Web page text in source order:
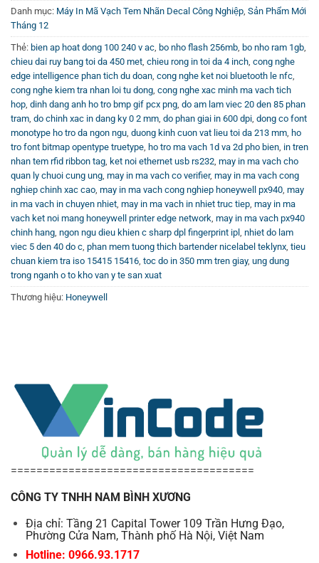
hỗ trợ kết nối Bluetooth® thuận tiện cho việc tùy biến và
vận hành linh hoạt.
Hiệu Suất Bền Bỉ, Tốc Độ In Nhanh
Được xây dựng trên cơ chế in bằng kim loại chắc chắn,
Honeywell PX940 hỗ trợ nhiều loại vật liệu in đa dạng, đạt
tốc độ lên đến 350 mm/s (14 ips). Khả năng thay thế đầu
in và con lăn không cần dụng cụ tăng tính linh hoạt và
giảm thời gian bảo trì, giúp máy vận hành ổn định trong
môi trường sản xuất liên tục.
Nếu bạn đang tìm kiếm mộtMáy In Mã Vạch Công Nghiệp
chất lượng cao, bền bỉ và tích hợp công nghệ kiểm tra tiên
tiến, Honeywell PX940 chắc chắn là lựa chọn hoàn hảo để
nâng cao hiệu quả quy trình sản xuất và kiểm soát chất
lượng trong doanh nghiệp của bạn.
Để xem thêm hướng dẫn sử dụng và các đánh giá chi tiết
Danh mục: Máy In Mã Vạch Tem Nhãn Decal Công Nghiệp Sản Phẩm Mới
Tháng 12
Thẻ: bien ap hoat dong 100 240 v ac bo nho flash 256mb bo nho ram 1gb
chieu dai ruy bang toi da 450 met chieu rong in toi da 4 inch cong nghe
edge intelligence phan tich du doan cong nghe ket noi bluetooth le nfc
cong nghe kiem tra nhan loi tu dong cong nghe xac minh ma vach tich
hop dinh dang anh ho tro bmp gif pcx png do am lam viec 20 den 85 phan
tram do chinh xac in dang ky 0 2 mm do phan giai in 600 dpi dong co font
monotype ho tro da ngon ngu duong kinh cuon vat lieu toi da 213 mm ho
tro font bitmap opentype truetype ho tro ma vach 1d va 2d pho bien in tren
nhan tem rfid ribbon tag ket noi ethernet usb rs232 may in ma vach cho
quan ly chuoi cung ung may in ma vach co verifier, may in ma vach cong
nghiep chinh xac cao may in ma vach cong nghiep honeywell px940 may
in ma vach in chuyen nhiet may in ma vach in nhiet truc tiep may in ma
vach ket noi mang honeywell printer edge network may in ma vach px940
chinh hang ngon ngu dieu khien c sharp dpl fingerprint ipl nhiet do lam
viec 5 den 40 do c phan mem tuong thich bartender nicelabel teklynx tieu
chuan kiem tra iso 15415 15416 toc do in 350 mm tren giay, ung dung
trong nganh o to kho van y te san xuat
Thương hiệu: Honeywell
======================================
CÔNG TY TNHH NAM BÌNH XƯƠNG
Địa chỉ: Tầng 21 Capital Tower 109 Trần Hưng Đạo,
Phường Cửa Nam, Thành phố Hà Nội, Việt Nam
Hotline: 0966.93.1717